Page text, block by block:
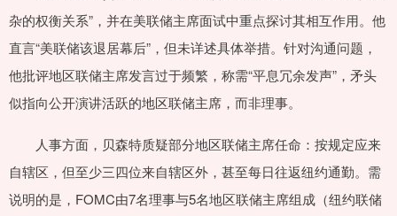
杂的权衡关系”，并在美联储主席面试中重点探讨其相互作用。他
直言“美联储该退居幕后”，但未详述具体举措。针对沟通问题，
他批评地区联储主席发言过于频繁，称需“平息冗余发声”，矛头
似指向公开演讲活跃的地区联储主席，而非理事。
人事方面，贝森特质疑部分地区联储主席任命：按规定应来
自辖区，但至少三四位来自辖区外，甚至每日往返纽约通勤。需
说明的是，FOMC由7名理事与5名地区联储主席组成（纽约联储